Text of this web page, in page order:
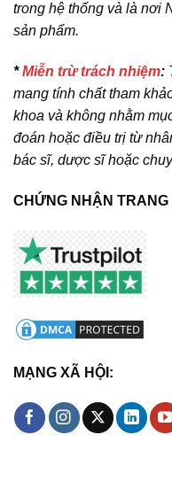
trong hệ thống và là nơi
sản phẩm.
*Miễn trừ trách nhiệm:
mang tính chất tham
khoa và không nhằm
đoán hoặc điều trị từ
bác sĩ, dược sĩ hoặc
CHỨNG NHẬN TRANG
MẠNG XÃ HỘI: